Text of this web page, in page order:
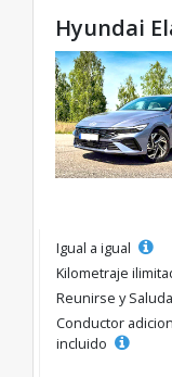
Hyundai
Igual a igual
Kilometraje
Reunirse y
Conductor
incluido